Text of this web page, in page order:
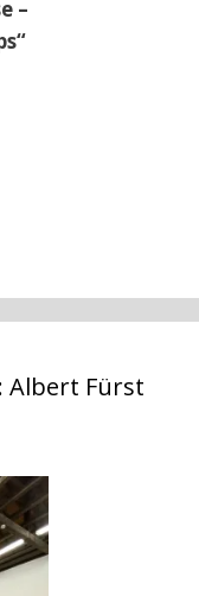
–
Albert Fürst